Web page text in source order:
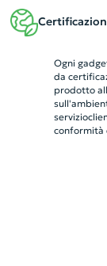
Ogni
da
prodotto
conformità